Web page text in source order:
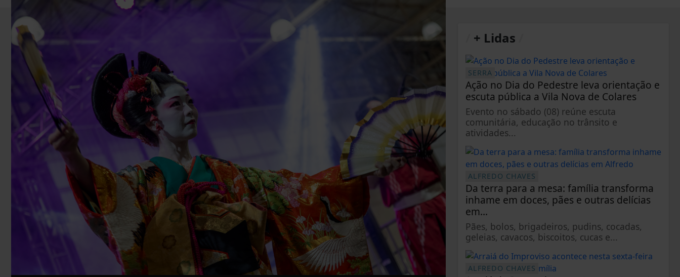
+ Lidas
SERRA
Ação no Dia do Pedestre leva orientação e
escuta pública a Vila Nova de Colares
Evento no sábado (08) reúne escuta
comunitária, educação no trânsito e
atividades...
ALFREDO CHAVES
Da terra para a mesa: família transforma
inhame em doces, pães e outras delícias
em...
Pães, bolos, brigadeiros, pudins, cocadas,
geleias, cavacos, biscoitos, cucas e...
ALFREDO CHAVES